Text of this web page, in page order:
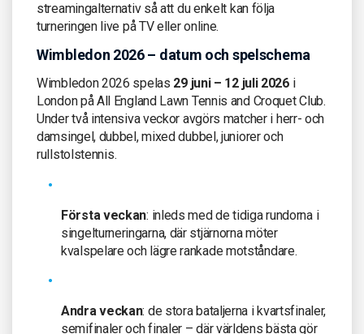
streamingalternativ så att du enkelt kan följa
turneringen live på TV eller online.
Wimbledon 2026 – datum och spelschema
Wimbledon 2026 spelas 29 juni – 12 juli 2026i
London på All England Lawn Tennis and Croquet Club.
Under två intensiva veckor avgörs matcher i herr- och
damsingel, dubbel, mixed dubbel, juniorer och
rullstolstennis.
Första veckan: inleds med de tidiga rundorna i
singelturneringarna, där stjärnorna möter
kvalspelare och lägre rankade motståndare.
Andra veckan: de stora bataljerna i kvartsfinaler,
semifinaler och finaler – där världens bästa gör